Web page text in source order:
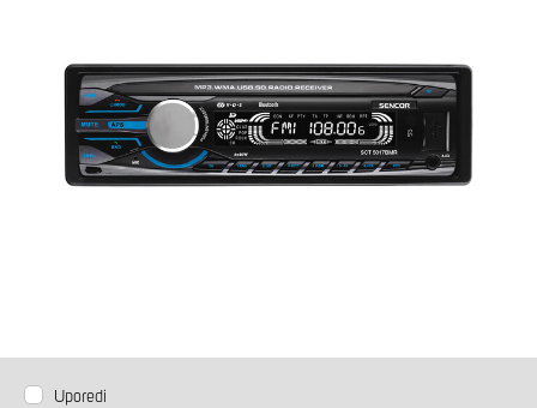
ZDRAVLJE I LEPOTA
KANCELARIJA I KABLOVI
Uporedi